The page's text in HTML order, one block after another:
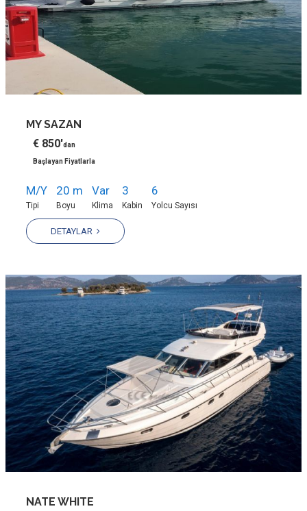
MY SAZAN
€ 850'dan
Başlayan Fiyatlarla
M/Y
Tipi
20 m
Boyu
Var
Klima
3
Kabin
6
Yolcu Sayısı
DETAYLAR
NATE WHITE